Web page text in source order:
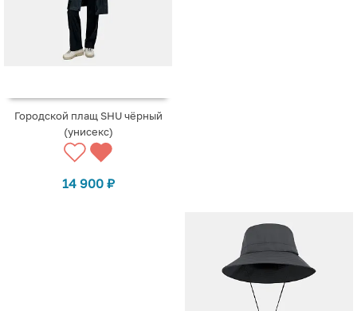
Городской плащ SHU чёрный
(унисекс)
14 900 ₽